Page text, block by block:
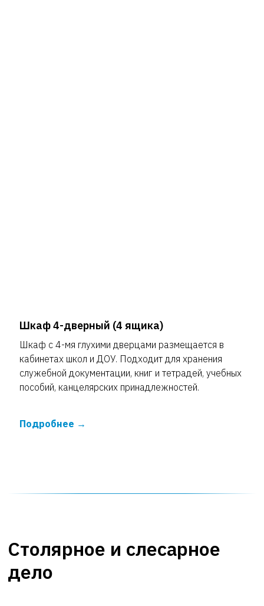
Шкаф 4-дверный (4 ящика)
Шкаф с 4-мя глухими дверцами размещается в
кабинетах школ и ДОУ. Подходит для хранения
служебной документации, книг и тетрадей, учебных
пособий, канцелярских принадлежностей.
Подробнее
Столярное и слесарное
дело